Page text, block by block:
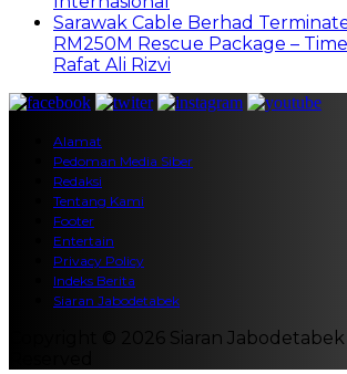
Sarawak Cable Berhad
RM250M Rescue Package –
Rafat Ali Rizvi
Alamat
Pedoman Media Siber
Redaksi
Tentang Kami
Footer
Entertain
Privacy Policy
Indeks Berita
Siaran Jabodetabek
Copyright © 2026 Siaran